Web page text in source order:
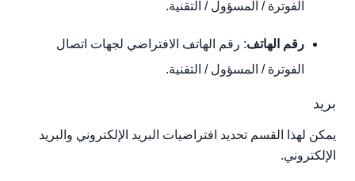
الفوترة / المسؤول / التقنية.
رقم الهاتف: رقم الهاتف الافتراضي لجهات اتصال
الفوترة / المسؤول / التقنية.
بريد
يمكن لهذا القسم تحديد افتراضيات البريد الإلكتروني والبريد
الإلكتروني.